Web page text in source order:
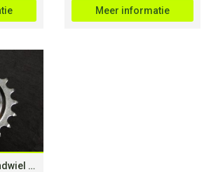
Meer informatie
Shimano achtertandwiel Nexus 19 tands